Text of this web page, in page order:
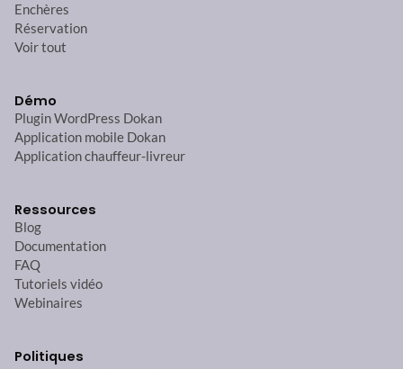
Enchères
Réservation
Voir tout
Démo
Plugin WordPress Dokan
Application mobile Dokan
Application chauffeur-livreur
Ressources
Blog
Documentation
FAQ
Tutoriels vidéo
Webinaires
Politiques